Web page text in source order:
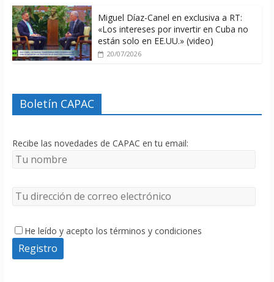
Miguel Díaz-Canel en exclusiva a RT:
«Los intereses por invertir en Cuba no
están solo en EE.UU.» (video)
20/07/2026
Boletín CAPAC
Recibe las novedades de CAPAC en tu email:
He leído y acepto los términos y condiciones